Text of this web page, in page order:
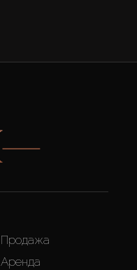
Продажа
Аренда